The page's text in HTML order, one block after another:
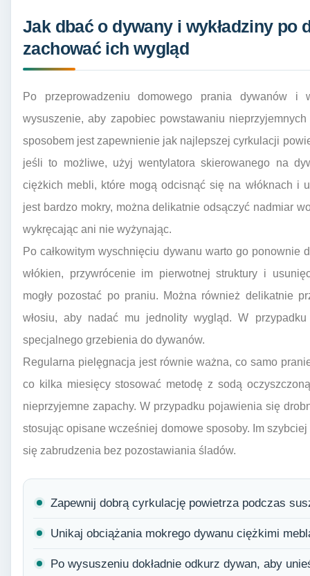
Jak dbać o dywany i wykładziny po
zachować ich wygląd
Po przeprowadzeniu domowego prania dywanów i
wysuszenie, aby zapobiec powstawaniu
sposobem jest zapewnienie jak najlepszej cyrkulacji
jeśli to możliwe, użyj wentylatora skierowanego na
ciężkich mebli, które mogą odcisnąć się na włóknach i
jest bardzo mokry, można delikatnie odsączyć nadmiar
wykręcając ani nie wyżynając.
Po całkowitym wyschnięciu dywanu warto go ponownie
włókien, przywrócenie im pierwotnej struktury i
mogły pozostać po praniu. Można również delikatnie
włosiu, aby nadać mu jednolity wygląd. W
specjalnego grzebienia do dywanów.
Regularna pielęgnacja jest równie ważna, co samo
co kilka miesięcy stosować metodę z sodą
nieprzyjemne zapachy. W przypadku pojawienia się
stosując opisane wcześniej domowe sposoby. Im
się zabrudzenia bez pozostawiania śladów.
Zapewnij dobrą cyrkulację powietrza podczas
Unikaj obciążania mokrego dywanu ciężkimi
Po wysuszeniu dokładnie odkurz dywan, aby